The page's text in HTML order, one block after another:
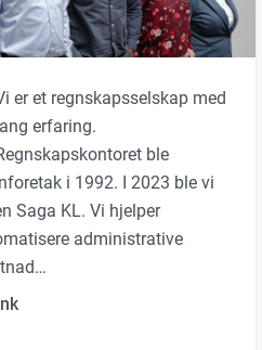
er et regnskapsselskap med
erfaring.
ble
i 1992. I 2023 ble vi
Saga KL. Vi hjelper
administrative